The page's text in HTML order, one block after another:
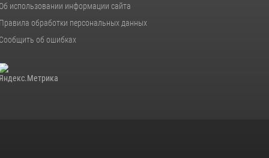
Об использовании информации сайта
Правила обработки персональных данных
Сообщить об ошибках